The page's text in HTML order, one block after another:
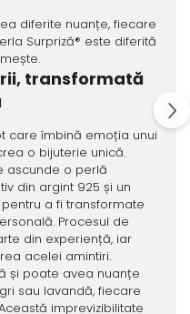
diferite nuanțe, fiecare
Surpriză® este diferită
transformată
care îmbină emoția unui
o bijuterie unică.
ascunde o perlă
din argint 925 și un
a fi transformate
Procesul de
din experiență, iar
acelei amintiri.
și poate avea nuanțe
sau lavandă, fiecare
imprevizibilitate